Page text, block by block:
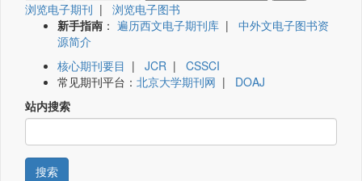
浏览电子期刊 | 浏览电子图书
新手指南 ： 遍历西文电子期刊库 | 中外文电子图书资
源简介
核心期刊要目 | JCR | CSSCI
常见期刊平台： 北京大学期刊网 | DOAJ
站内搜索
搜索